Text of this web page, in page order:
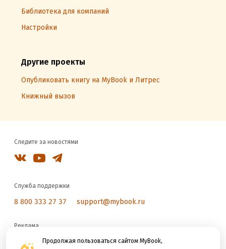
Продолжая пользоваться сайтом MyBook,
Библиотека для компаний
Настройки
Другие проекты
Опубликовать книгу на MyBook и Литрес
Книжный вызов
Следите за новостями
Служба поддержки
8 800 333 27 37 support@mybook.ru
Реклама
reklama@litres.ru